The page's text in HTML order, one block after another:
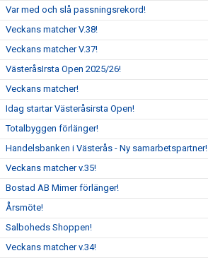
Var med och slå passningsrekord!
Veckans matcher V.38!
Veckans matcher V.37!
VästeråsIrsta Open 2025/26!
Veckans matcher!
Idag startar Västeråsirsta Open!
Totalbyggen förlänger!
Handelsbanken i Västerås - Ny samarbetspartner!
Veckans matcher v.35!
Bostad AB Mimer förlänger!
Årsmöte!
Salboheds Shoppen!
Veckans matcher v.34!